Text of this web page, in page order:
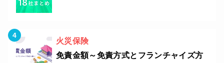
火災保険
免責金額～免責方式とフランチャイズ方